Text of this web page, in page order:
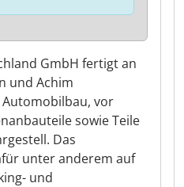
GmbH fertigt an
und Achim
vor
sowie Teile
Das
unter anderem auf
und